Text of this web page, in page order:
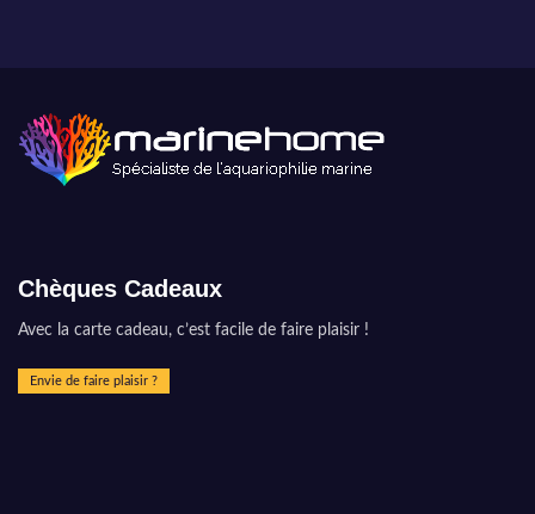
Chèques Cadeaux
Avec la carte cadeau, c’est facile de faire plaisir !
Envie de faire plaisir ?